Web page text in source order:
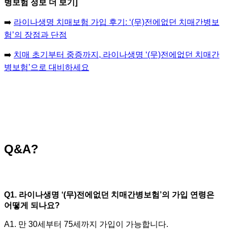
병보험 정보 더 보기]
➡️ 라이나생명 치매보험 가입 후기: ‘(무)전에없던 치매간병보
험’의 장점과 단점
➡️ 치매 초기부터 중증까지, 라이나생명 ‘(무)전에없던 치매간
병보험’으로 대비하세요
Q&A?
Q1. 라이나생명 ‘(무)전에없던 치매간병보험’의 가입 연령은
어떻게 되나요?
A1. 만 30세부터 75세까지 가입이 가능합니다.